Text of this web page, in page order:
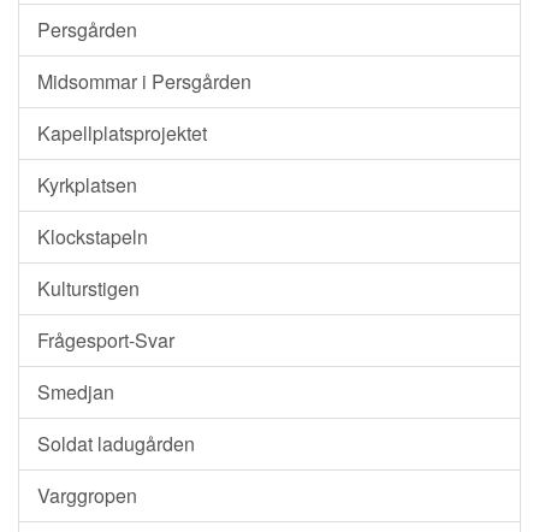
Persgården
Midsommar i Persgården
Kapellplatsprojektet
Kyrkplatsen
Klockstapeln
Kulturstigen
Frågesport-Svar
Smedjan
Soldat ladugården
Varggropen